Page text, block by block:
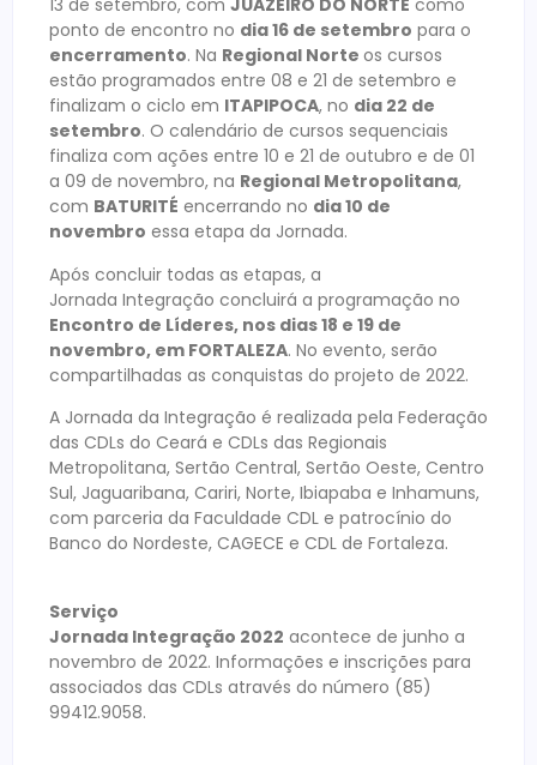
13 de setembro, com JUAZEIRO DO NORTE como
ponto de encontro no dia 16 de setembro para o
encerramento. Na Regional Norte os cursos
estão programados entre 08 e 21 de setembro e
finalizam o ciclo em ITAPIPOCA, no dia 22 de
setembro. O calendário de cursos sequenciais
finaliza com ações entre 10 e 21 de outubro e de 01
a 09 de novembro, na Regional Metropolitana,
com BATURITÉ encerrando no dia 10 de
novembro essa etapa da Jornada.
Após concluir todas as etapas, a
Jornada Integração concluirá a programação no
Encontro de Líderes, nos dias 18 e 19 de
novembro, em FORTALEZA. No evento, serão
compartilhadas as conquistas do projeto de 2022.
A Jornada da Integração é realizada pela Federação
das CDLs do Ceará e CDLs das Regionais
Metropolitana, Sertão Central, Sertão Oeste, Centro
Sul, Jaguaribana, Cariri, Norte, Ibiapaba e Inhamuns,
com parceria da Faculdade CDL e patrocínio do
Banco do Nordeste, CAGECE e CDL de Fortaleza.
Serviço
Jornada Integração 2022 acontece de junho a
novembro de 2022. Informações e inscrições para
associados das CDLs através do número (85)
99412.9058.